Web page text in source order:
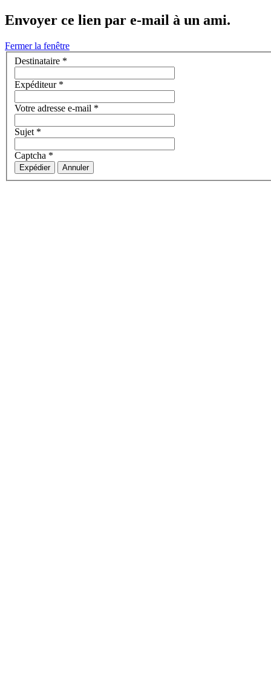
Envoyer ce lien par e-mail à un ami.
Fermer la fenêtre
Destinataire *
Expéditeur*
Votre adresse e-mail *
Sujet*
Captcha *
Expédier Annuler